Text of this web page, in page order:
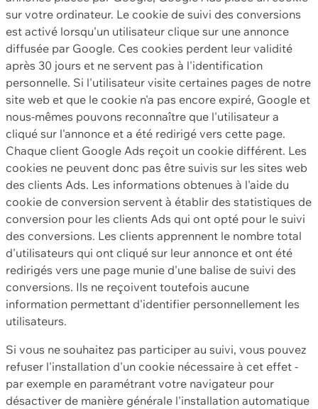
sur votre ordinateur. Le cookie de suivi des conversions
est activé lorsqu'un utilisateur clique sur une annonce
diffusée par Google. Ces cookies perdent leur validité
après 30 jours et ne servent pas à l'identification
personnelle. Si l'utilisateur visite certaines pages de notre
site web et que le cookie n'a pas encore expiré, Google et
nous-mêmes pouvons reconnaître que l'utilisateur a
cliqué sur l'annonce et a été redirigé vers cette page.
Chaque client Google Ads reçoit un cookie différent. Les
cookies ne peuvent donc pas être suivis sur les sites web
des clients Ads. Les informations obtenues à l'aide du
cookie de conversion servent à établir des statistiques de
conversion pour les clients Ads qui ont opté pour le suivi
des conversions. Les clients apprennent le nombre total
d'utilisateurs qui ont cliqué sur leur annonce et ont été
redirigés vers une page munie d'une balise de suivi des
conversions. Ils ne reçoivent toutefois aucune
information permettant d'identifier personnellement les
utilisateurs.
Si vous ne souhaitez pas participer au suivi, vous pouvez
refuser l'installation d'un cookie nécessaire à cet effet -
par exemple en paramétrant votre navigateur pour
désactiver de manière générale l'installation automatique